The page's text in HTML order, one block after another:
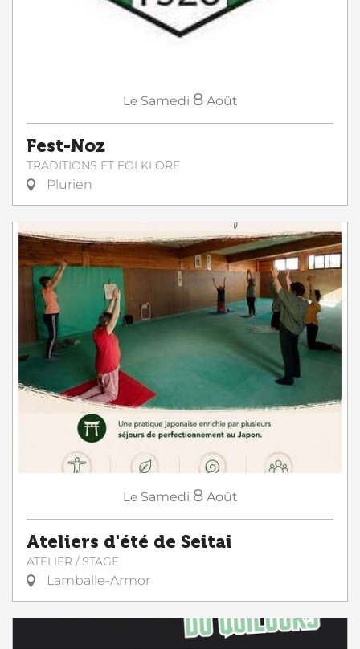
Le Samedi 8 Août
Fest-Noz
TRADITIONS ET FOLKLORE
Plurien
Le Samedi 8 Août
Ateliers d'été de Seitai
ATELIER / STAGE
Lamballe-Armor